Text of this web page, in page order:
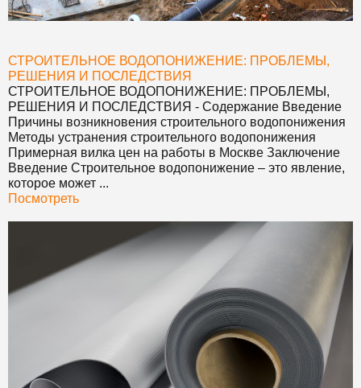
СТРОИТЕЛЬНОЕ ВОДОПОНИЖЕНИЕ: ПРОБЛЕМЫ,
РЕШЕНИЯ И ПОСЛЕДСТВИЯ
СТРОИТЕЛЬНОЕ ВОДОПОНИЖЕНИЕ: ПРОБЛЕМЫ,
РЕШЕНИЯ И ПОСЛЕДСТВИЯ - Содержание Введение
Причины возникновения строительного водопонижения
Методы устранения строительного водопонижения
Примерная вилка цен на работы в Москве Заключение
Введение Строительное водопонижение – это явление,
которое может ...
Посмотреть